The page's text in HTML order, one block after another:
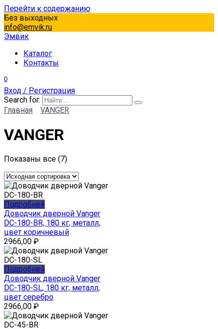
Перейти к содержанию
Без выходных
info@emvik.ru
Эмвик
Каталог
Контакты
0
Вход / Регистрация
Search for:
Главная
VANGER
VANGER
Показаны все (7)
Подробней
Доводчик дверной Vanger
DC-180-BR, 180 кг, металл,
цвет коричневый
2966,00 ₽
Подробней
Доводчик дверной Vanger
DC-180-SL, 180 кг, металл,
цвет серебро
2966,00 ₽